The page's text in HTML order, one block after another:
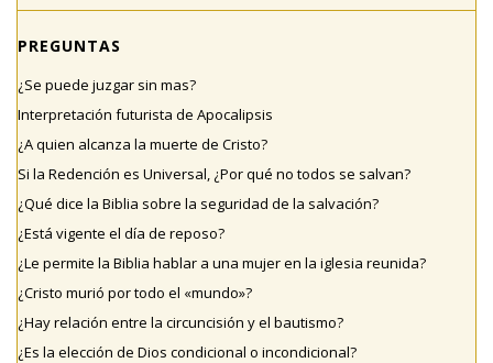
PREGUNTAS
¿Se puede juzgar sin mas?
Interpretación futurista de Apocalipsis
¿A quien alcanza la muerte de Cristo?
Si la Redención es Universal, ¿Por qué no todos se salvan?
¿Qué dice la Biblia sobre la seguridad de la salvación?
¿Está vigente el día de reposo?
¿Le permite la Biblia hablar a una mujer en la iglesia reunida?
¿Cristo murió por todo el «mundo»?
¿Hay relación entre la circuncisión y el bautismo?
¿Es la elección de Dios condicional o incondicional?